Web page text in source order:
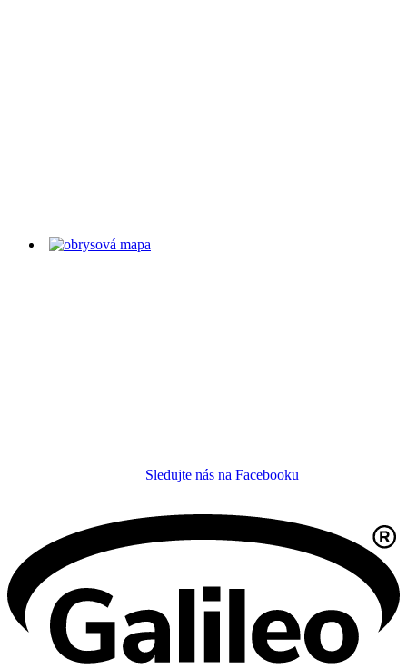
Sledujte nás na Facebooku